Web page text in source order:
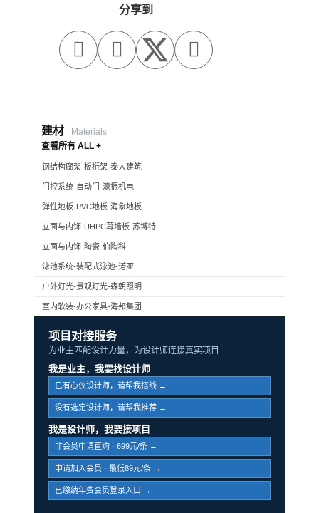
分享到
  
建材
Materials
查看所有 ALL +
钢结构廊架-板桁架-泰大建筑
门控系统-自动门-濠振机电
弹性地板-PVC地板-海象地板
立面与内饰-UHPC幕墙板-苏博特
立面与内饰-陶瓷-伯陶科
泳池系统-装配式泳池-诺亚
户外灯光-景观灯光-森朝照明
室内软装-办公家具-海邦集团
项目对接服务
为业主匹配设计力量，为设计师连接真实项目
我是业主，我要找设计师
已有心仪设计师，请帮我搭线 →
没有选定设计师，请帮我推荐 →
我是设计师，我要接项目
非会员申请直购 · 699元/条 →
申请加入会员 · 最低89元/条 →
已缴纳年费会员登录入口 →